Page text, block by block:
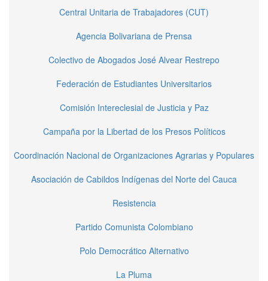
Central Unitaria de Trabajadores (CUT)
Agencia Bolivariana de Prensa
Colectivo de Abogados José Alvear Restrepo
Federación de Estudiantes Universitarios
Comisión Intereclesial de Justicia y Paz
Campaña por la Libertad de los Presos Políticos
Coordinación Nacional de Organizaciones Agrarias y Populares
Asociación de Cabildos Indígenas del Norte del Cauca
Resistencia
Partido Comunista Colombiano
Polo Democrático Alternativo
La Pluma